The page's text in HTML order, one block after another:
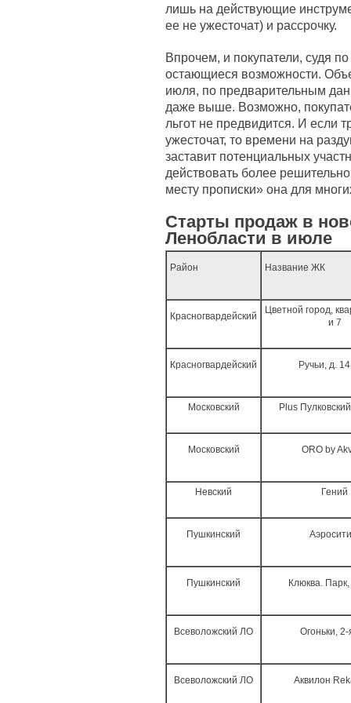
лишь на действующие
ее не ужесточат) и рассрочку.
Впрочем, и покупатели, судя
остающиеся возможности.
июля, по предварительным
даже выше. Возможно,
льгот не предвидится. И если
ужесточат, то времени на
заставит потенциальных
действовать более
месту прописки» она для
Старты продаж в
Ленобласти в июле
Район Название ЖК
Красногвардейский
Цветной город,
и 7
Красногвардейский Ручьи, д.
Московский Plus
Московский ORO by
Невский Гений
Пушкинский
Пушкинский Клюква.
Всеволожский ЛО Огоньки, 2-
Всеволожский ЛО Аквилон